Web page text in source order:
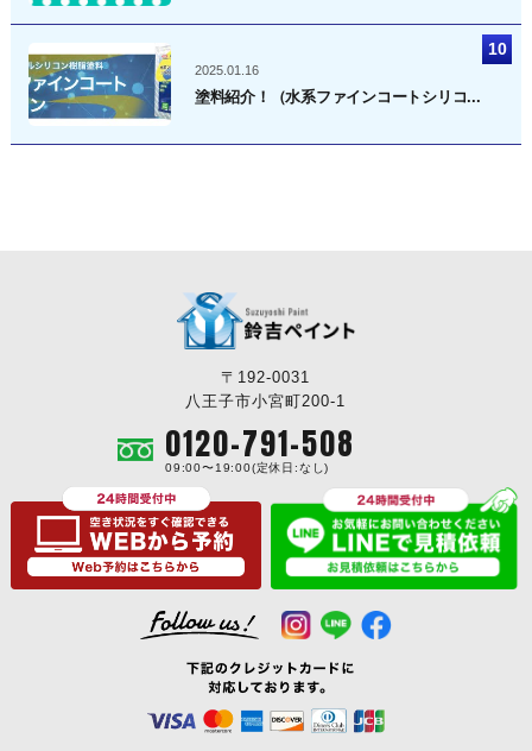
2025.01.16
塗料紹介！（水系ファインコートシリコ...
〒192-0031
八王子市小宮町200-1
0120-791-508
09:00〜19:00(定休日:なし)